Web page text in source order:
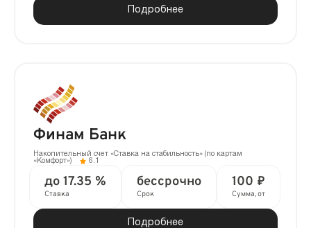
Подробнее
Финам Банк
Накопительный счет «Ставка на стабильность» (по картам
«Комфорт»)
6.1
до 17.35 %
Ставка
бессрочно
Срок
100 ₽
Сумма, от
Подробнее